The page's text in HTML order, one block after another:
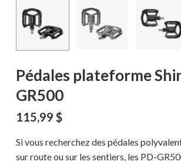
Pédales plateforme
GR500
115,99 $
Si vous recherchez des pédales
sur route ou sur les sentiers, les PD-